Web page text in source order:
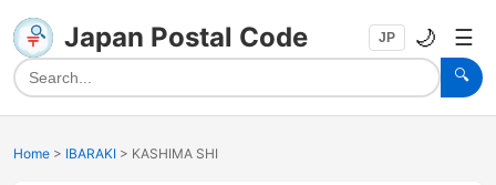
Japan Postal Code
🔍
JP 🌙 ☰
Home > IBARAKI > KASHIMA SHI